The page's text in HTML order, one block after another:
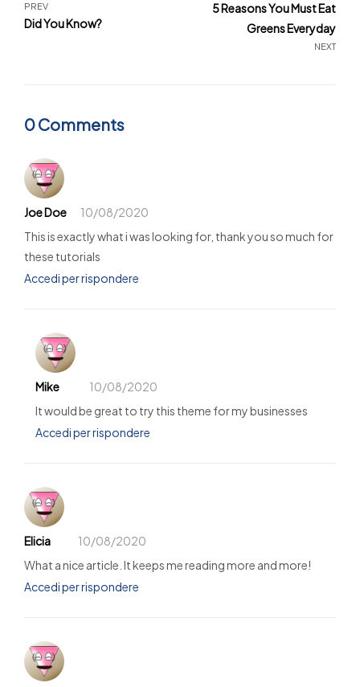
PREV
Did You Know?
NEXT
5 Reasons You Must Eat
Greens Everyday
0 Comments
Joe Doe
10/08/2020
This is exactly what i was looking for, thank you so much for
these tutorials
Accedi per rispondere
Mike
10/08/2020
It would be great to try this theme for my businesses
Accedi per rispondere
Elicia
10/08/2020
What a nice article. It keeps me reading more and more!
Accedi per rispondere